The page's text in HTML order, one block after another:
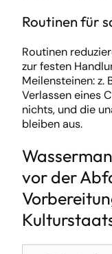
Routinen für
Routinen
zur festen
Meilensteinen: z.
Verlassen eines
nichts, und die
bleiben aus.
vor der